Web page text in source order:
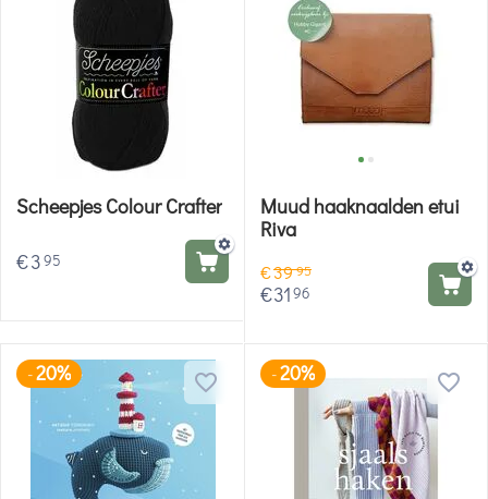
Scheepjes Colour Crafter
€395
Muud haaknaalden etui
Riva
€3995
€3196
-20% -20%